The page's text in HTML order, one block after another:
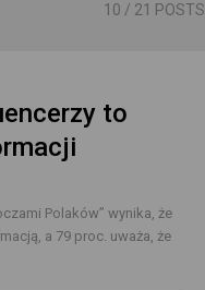
10 / 21 POSTS
to
Polaków” wynika, że
a 79 proc. uważa, że